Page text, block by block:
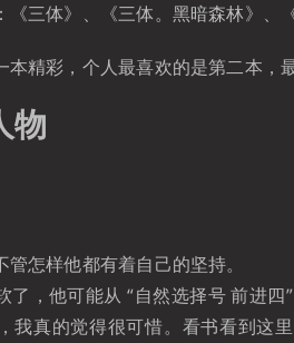
三体》、《三体。黑暗森林》、
精彩，个人最喜欢的是第二本，
物
怎样他都有着自己的坚持。
了，他可能从 “自然选择号 前进四
我真的觉得很可惜。看书看到这